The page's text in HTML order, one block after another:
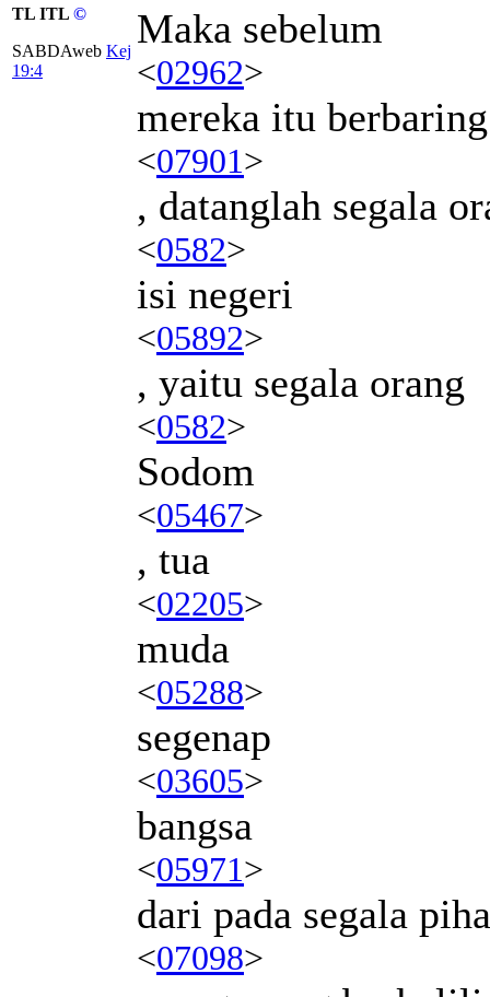
TL ITL ©
SABDAweb Kej
19:4
Maka sebelum
<02962>
mereka itu
<07901>
, datanglah segala
<0582>
isi negeri
<05892>
, yaitu segala orang
<0582>
Sodom
<05467>
, tua
<02205>
muda
<05288>
segenap
<03605>
bangsa
<05971>
dari pada segala
<07098>